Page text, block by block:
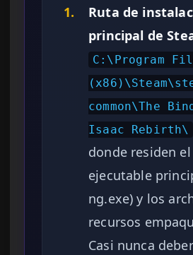
1.
Ruta de
principal de
C:\Program
common\The
Isaac Rebirth\
donde residen el
ejecutable
ng.exe) y los
recursos
Casi nunca